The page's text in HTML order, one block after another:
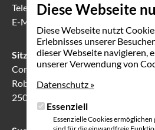
Diese Webseite
Diese Webseite nutzt
Erlebnisses unserer
dieser Webseite navigieren,
unserer Verwendung von
Datenschutz »
Essenziell
Essenzielle Cookies
Telefon031 388 60 60
E-Mail
Sitzungslokal in Biel
Communication Center
Robert-Walser-Platz 7
2503 Biel